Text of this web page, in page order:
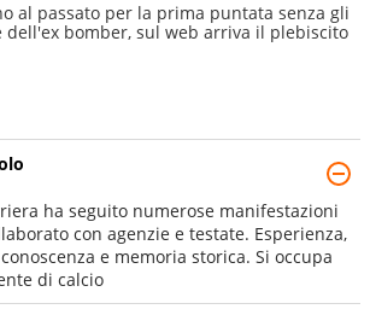
al passato per la prima puntata senza gli
dell'ex bomber, sul web arriva il plebiscito
ha seguito numerose manifestazioni
con agenzie e testate. Esperienza,
e memoria storica. Si occupa
di calcio